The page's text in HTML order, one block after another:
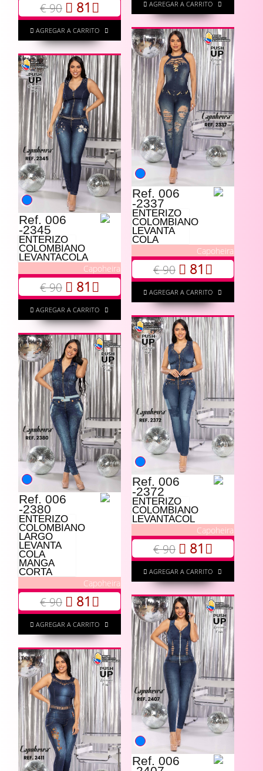
AGREGAR A CARRITO
€ 90 81
AGREGAR A CARRITO
Ref. 006
-2337
ENTERIZO
COLOMBIANO
LEVANTA
COLA
Capoheira
€ 90 81
AGREGAR A CARRITO
Ref. 006
-2345
ENTERIZO
COLOMBIANO
LEVANTACOLA
Capoheira
€ 90 81
AGREGAR A CARRITO
Ref. 006
-2372
ENTERIZO
COLOMBIANO
LEVANTACOL
Capoheira
€ 90 81
AGREGAR A CARRITO
Ref. 006
-2380
ENTERIZO
COLOMBIANO
LARGO
LEVANTA
COLA
MANGA
CORTA
Capoheira
€ 90 81
AGREGAR A CARRITO
Ref. 006